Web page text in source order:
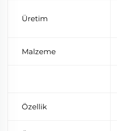
Üretim
Malzeme
Özellik